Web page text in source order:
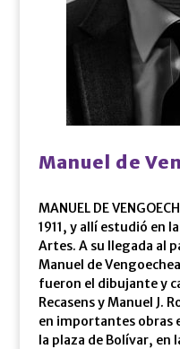
Manuel de
MANUEL DE
1911, y allí estudió en
Artes. A su llegada al
Manuel de
fueron el dibujante y
Recasens y Manuel J.
en importantes obras
la plaza de Bolívar, en